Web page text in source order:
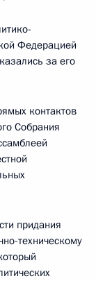
Федерацией
за его
контактов
Собрания
придания
техническому